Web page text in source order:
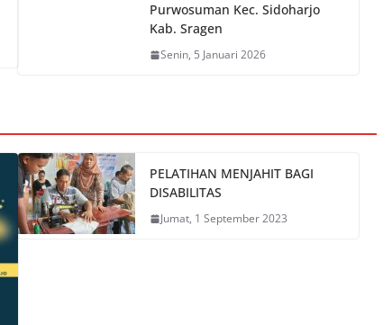
Purwosuman Kec. Sidoharjo
Kab. Sragen
Senin, 5 Januari 2026
PELATIHAN MENJAHIT BAGI
DISABILITAS
Jumat, 1 September 2023